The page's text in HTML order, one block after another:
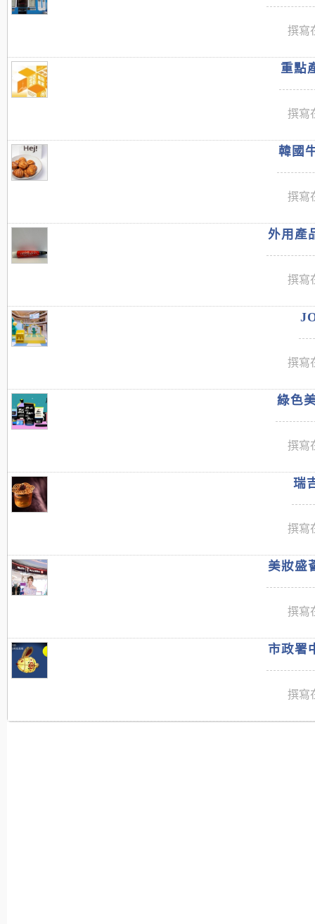
撰寫
重點
撰寫
韓國
撰寫
外用產
撰寫
撰寫
綠色
撰寫
瑞
撰寫
美妝盛
撰寫
市政署
撰寫